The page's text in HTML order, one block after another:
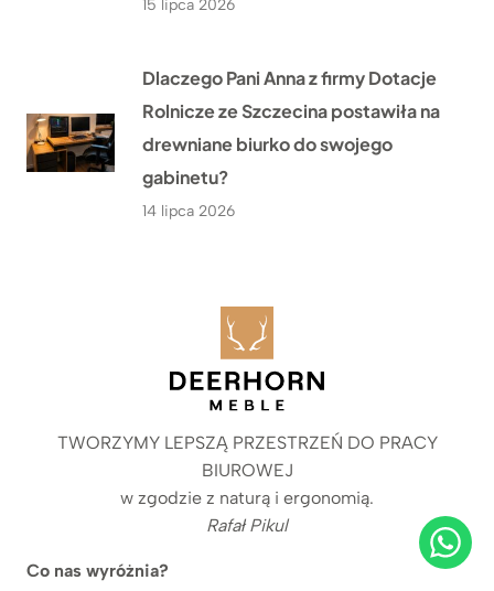
15 lipca 2026
Dlaczego Pani Anna z firmy Dotacje
Rolnicze ze Szczecina postawiła na
drewniane biurko do swojego
gabinetu?
14 lipca 2026
TWORZYMY LEPSZĄ PRZESTRZEŃ DO PRACY
BIUROWEJ
w zgodzie z naturą i ergonomią.
Rafał Pikul
Co nas wyróżnia?